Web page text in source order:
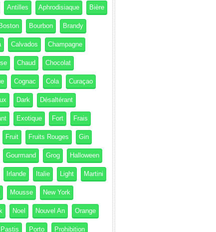
Antilles Aphrodisiaque Bière
Boston Bourbon Brandy
Calvados Champagne
Chaud Chocolat
Cognac Cola Curaçao
Dark Désaltérant
Exotique Fort Frais
Fruit Fruits Rouges Gin
Gourmand Grog Halloween
Irlande Italie Light Martini
Mousse New York
Noel Nouvel An Orange
Pastis Porto Prohibition